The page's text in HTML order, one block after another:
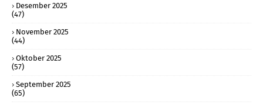
Desember 2025
(47)
November 2025
(44)
Oktober 2025
(57)
September 2025
(65)